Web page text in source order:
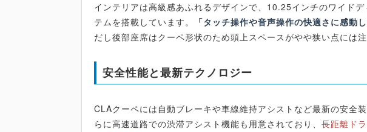
インテリアは高級感あふれるデザインで、10.25インチのワイド
テムを搭載しています。
「タッチ操作や音声操作の快適さに感動し
だし後部座席はクーペ形状のため頭上スペースがやや狭い点には注
安全性能と最新テクノロジー
CLAクーペには自動ブレーキや車線維持アシストなど最新の安全
らに高速道路での渋滞アシスト機能も用意されており、長距離ド